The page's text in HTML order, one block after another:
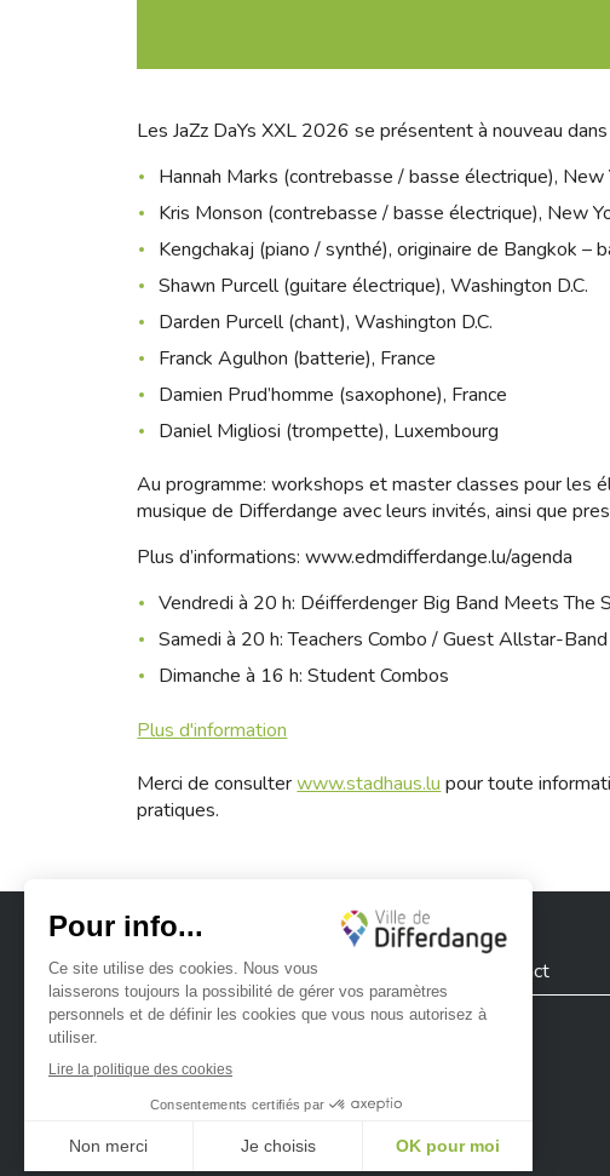
Les JaZz DaYs XXL 2026 se présentent à nouveau
Hannah Marks (contrebasse / basse électrique), New
Kris Monson (contrebasse / basse électrique), New
Kengchakaj (piano / synthé), originaire de Bangkok –
Shawn Purcell (guitare électrique), Washington D.C.
Darden Purcell (chant), Washington D.C.
Franck Agulhon (batterie), France
Damien Prud’homme (saxophone), France
Daniel Migliosi (trompette), Luxembourg
Au programme: workshops et master classes pour les
musique de Differdange avec leurs invités, ainsi que
Plus d’informations:www.edmdifferdange.lu/agenda
Vendredi à 20 h: Déifferdenger Big Band Meets The
Samedi à 20 h: Teachers Combo / Guest Allstar-Band
Dimanche à 16 h: Student Combos
Plus d'information
Merci de consulterwww.stadhaus.lu pour toute
pratiques.
Ville de Differdange sur Facebook
Ville de Differdange sur Instagram
Ville de Differdange sur YouTube
Contact